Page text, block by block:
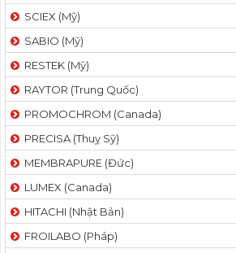
SCIEX (Mỹ)
SABIO (Mỹ)
RESTEK (Mỹ)
RAYTOR (Trung Quốc)
PROMOCHROM (Canada)
PRECISA (Thuỵ Sỹ)
MEMBRAPURE (Đức)
LUMEX (Canada)
HITACHI (Nhật Bản)
FROILABO (Pháp)